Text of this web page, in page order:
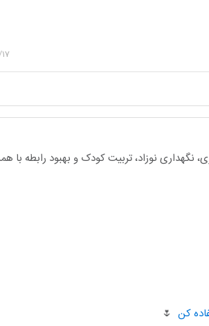
نگهداری نوزاد، تربیت کودک و بهبود رابطه
🌷